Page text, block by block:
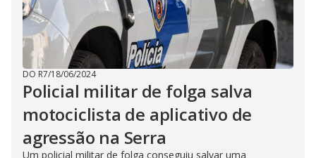
DO R7/18/06/2024
Policial militar de folga salva
motociclista de aplicativo de
agressão na Serra
Um policial militar de folga conseguiu salvar uma